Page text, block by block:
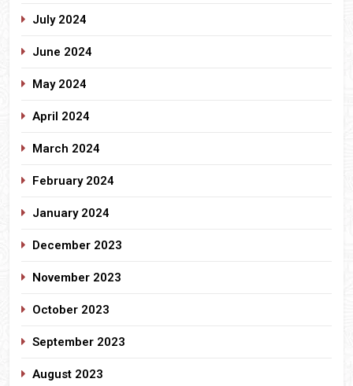
July 2024
June 2024
May 2024
April 2024
March 2024
February 2024
January 2024
December 2023
November 2023
October 2023
September 2023
August 2023